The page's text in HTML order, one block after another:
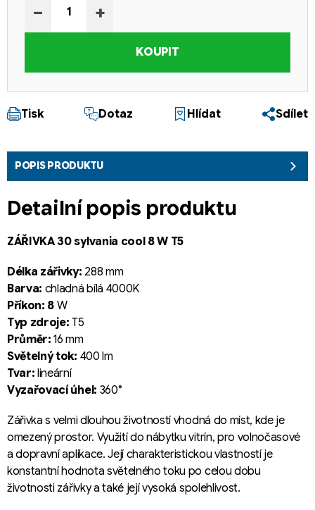
+
−
KOUPIT
Tisk Dotaz Hlídat Sdílet
POPIS PRODUKTU
Detailní popis produktu
ZÁŘIVKA 30 sylvania cool 8 W T5
Délka zářivky: 288 mm
Barva: chladná bílá 4000K
Příkon: 8 W
Typ zdroje: T5
Průměr: 16 mm
Světelný tok: 400 lm
Tvar: lineární
Vyzařovací úhel: 360°
Zářivka s velmi dlouhou životností vhodná do míst, kde je
omezený prostor. Využití do nábytku vitrín, pro volnočasové
a dopravní aplikace. Její charakteristickou vlastností je
konstantní hodnota světelného toku po celou dobu
životnosti zářivky a také její vysoká spolehlivost.